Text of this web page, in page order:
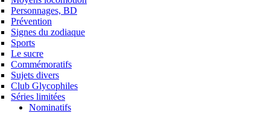
Personnages, BD
Prévention
Signes du zodiaque
Sports
Le sucre
Commémoratifs
Sujets divers
Club Glycophiles
Séries limitées
Nominatifs